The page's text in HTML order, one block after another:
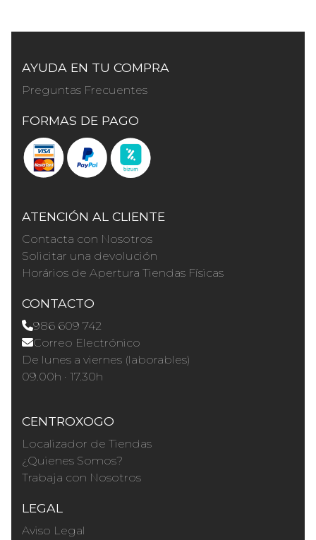
AYUDA EN TU COMPRA
Preguntas Frecuentes
FORMAS DE PAGO
ATENCIÓN AL CLIENTE
Contacta con Nosotros
Solicitar una devolución
Horários de Apertura Tiendas Físicas
CONTACTO
986 609 742
Correo Electrónico
De lunes a viernes (laborables)
09.00h · 17.30h
CENTROXOGO
Localizador de Tiendas
¿Quienes Somos?
Trabaja con Nosotros
LEGAL
Aviso Legal